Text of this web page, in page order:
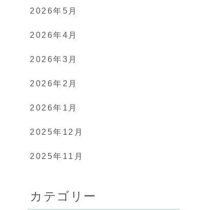
2026年5月
2026年4月
2026年3月
2026年2月
2026年1月
2025年12月
2025年11月
カテゴリー